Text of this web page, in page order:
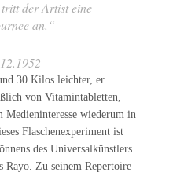
der Artist eine
an.“
30 Kilos leichter, er
von Vitamintabletten,
Medieninteresse wiederum in
Flaschenexperiment ist
des Universalkünstlers
Rayo. Zu seinem Repertoire